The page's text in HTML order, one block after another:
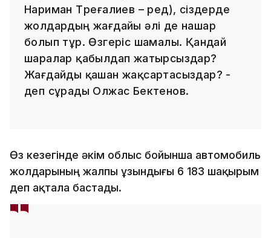
Нариман Төреғалиев – ред), сіздерде
жолдардың жағдайы әлі де нашар
болып тұр. Өзгеріс шамалы. Қандай
шаралар қабылдап жатырсыздар?
Жағдайды қашан жақсартасыздар? -
деп сұрады Олжас Бектенов.
Өз кезегінде әкім облыс бойынша автомобиль
жолдарының жалпы ұзындығы 6 183 шақырым
деп ақтала бастады.